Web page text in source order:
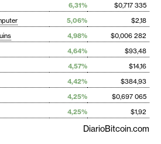
6,31%
$0,717 335
5,06%
$2,18
4,98%
$0,006 282
4,64%
$93,48
4,57%
$14,16
4,42%
$384,93
4,25%
$0,697 065
4,25% $1,92
DiarioBitcoin.com